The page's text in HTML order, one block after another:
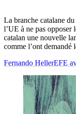
La branche catalane
l’UE à ne pas opposer
catalan une nouvelle
comme l’ont demandé
Fernando HellerEFE